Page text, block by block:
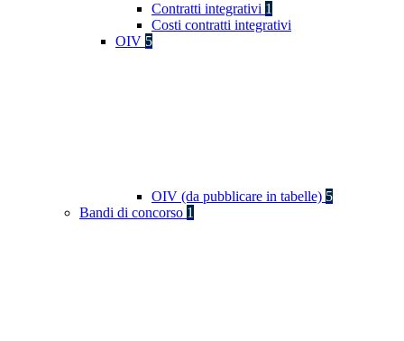
Contratti integrativi 1
Costi contratti integrativi
OIV 5
OIV (da pubblicare in tabelle) 5
Bandi di concorso 1